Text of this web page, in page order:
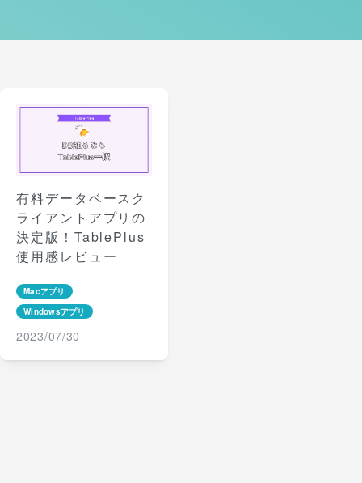
有料データベースク
ライアントアプリの
決定版！TablePlus
使用感レビュー
Macアプリ
Windowsアプリ
2023/07/30